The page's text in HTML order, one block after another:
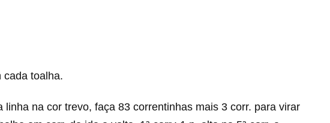
cada toalha.
linha na cor trevo, faça 83 correntinhas mais 3 corr. para virar